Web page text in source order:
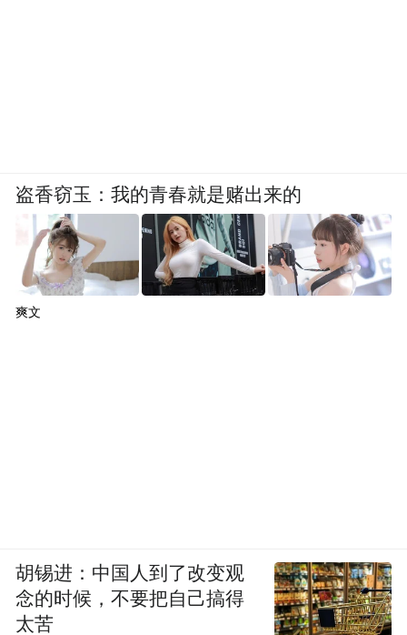
盗香窃玉：我的青春就是赌出来的
爽文
胡锡进：中国人到了改变观
念的时候，不要把自己搞得
太苦